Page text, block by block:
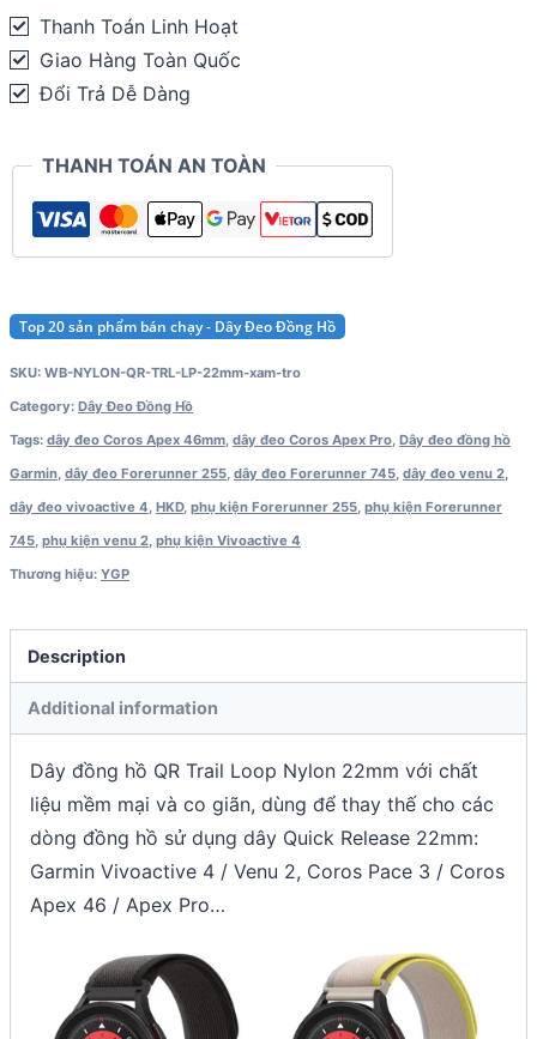
Nylon
22mm –
Garmin
Forerunner
255
Venu
/
Coros
Pace
3
/
Coros
Apex
Apex
Pro
Thanh Toán Linh Hoạt
Giao Hàng Toàn Quốc
Đổi Trả Dễ Dàng
THANH TOÁN AN TOÀN
Top 20 sản phẩm bán chạy - Dây Đeo Đồng Hồ
SKU: WB-NYLON-QR-TRL-LP-22mm-xam-tro
Category: Dây Đeo Đồng Hồ
Tags: dây đeo Coros Apex 46mm, dây đeo Coros Apex Pro, Dây đeo đồng hồ
Garmin, dây đeo Forerunner 255, dây đeo Forerunner 745, dây đeo venu 2,
dây đeo vivoactive 4, HKD, phụ kiện Forerunner 255, phụ kiện Forerunner
745, phụ kiện venu 2, phụ kiện Vivoactive 4
Thương hiệu: YGP
Description
Additional information
Dây đồng hồ QR Trail Loop Nylon 22mm với chất
liệu mềm mại và co giãn, dùng để thay thế cho các
dòng đồng hồ sử dụng dây Quick Release 22mm:
Garmin Vivoactive 4 / Venu 2, Coros Pace 3 / Coros
Apex 46 / Apex Pro…